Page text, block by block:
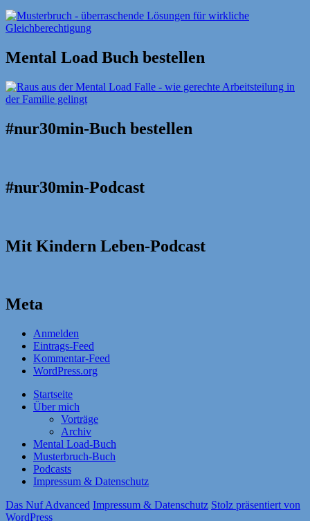
Mental Load Buch bestellen
#nur30min-Buch bestellen
#nur30min-Podcast
Mit Kindern Leben-Podcast
Meta
Anmelden
Eintrags-Feed
Kommentar-Feed
WordPress.org
Startseite
Über mich
Vorträge
Archiv
Mental Load-Buch
Musterbruch-Buch
Podcasts
Impressum & Datenschutz
Das Nuf Advanced Impressum & Datenschutz Stolz präsentiert von
WordPress